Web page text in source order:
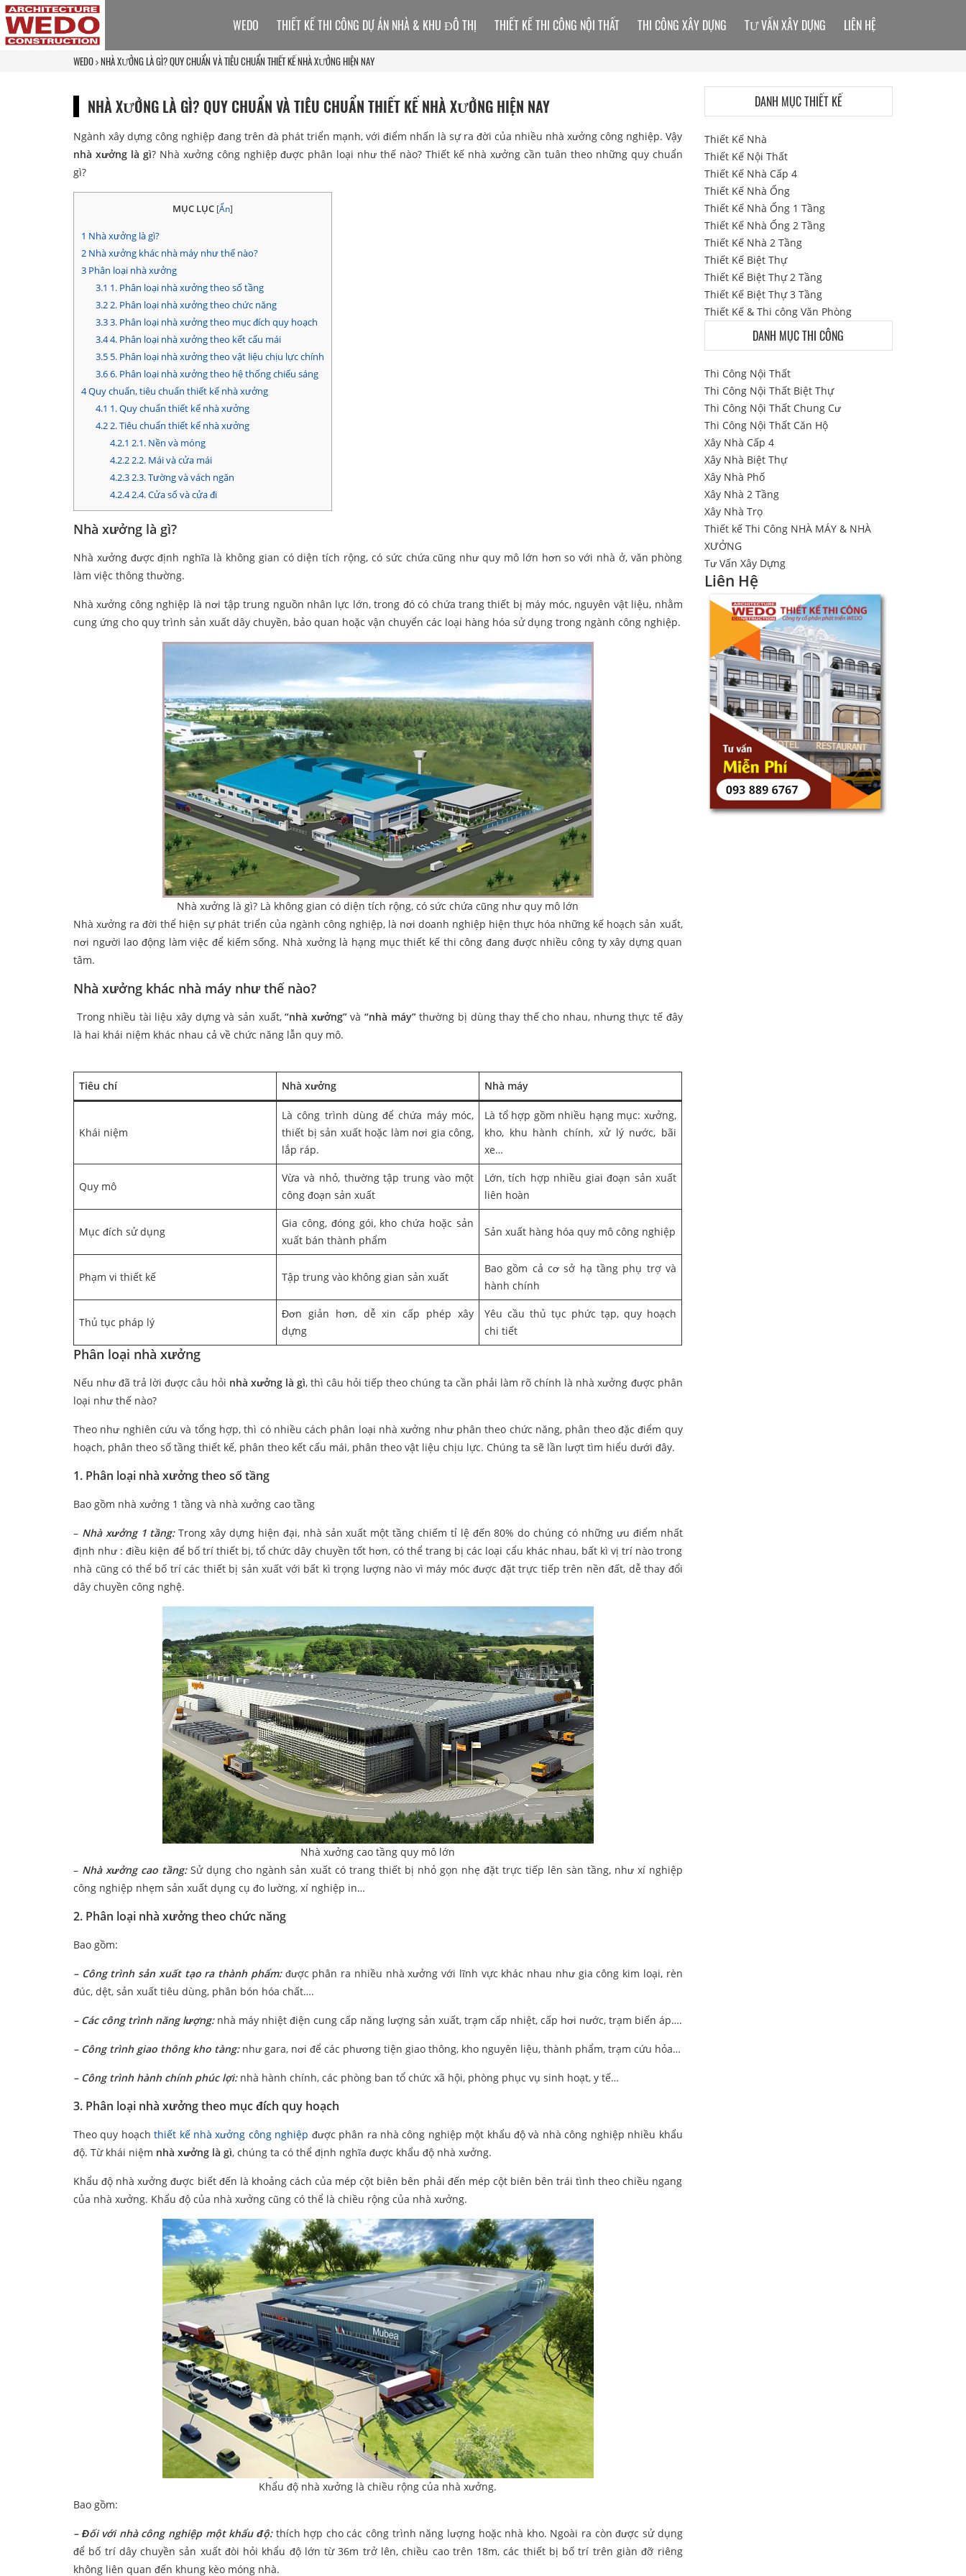
WEDO NHÀ XƯỞNG LÀ GÌ? QUY CHUẨN VÀ TIÊU CHUẨN THIẾT KẾ NHÀ XƯỞNG HIỆN NAY
NHÀ XƯỞNG LÀ GÌ? QUY CHUẨN VÀ TIÊU CHUẨN THIẾT KẾ NHÀ XƯỞNG HIỆN NAY
Ngành xây dựng công nghiệp đang trên đà phát triển mạnh, với điểm nhấn là sự ra đời của nhiều nhà xưởng công nghiệp. Vậy
nhà xưởng là gì? Nhà xưởng công nghiệp được phân loại như thế nào? Thiết kế nhà xưởng cần tuân theo những quy chuẩn
gì?
MỤC LỤC [Ẩn]
1 Nhà xưởng là gì?
2 Nhà xưởng khác nhà máy như thế nào?
3 Phân loại nhà xưởng
3.1 1. Phân loại nhà xưởng theo số tầng
3.22. Phân loại nhà xưởng theo chức năng
3.33. Phân loại nhà xưởng theo mục đích quy hoạch
3.44. Phân loại nhà xưởng theo kết cấu mái
3.55. Phân loại nhà xưởng theo vật liệu chịu lực chính
3.66. Phân loại nhà xưởng theo hệ thống chiếu sáng
4Quy chuẩn, tiêu chuẩn thiết kế nhà xưởng
4.1 1. Quy chuẩn thiết kế nhà xưởng
4.22. Tiêu chuẩn thiết kế nhà xưởng
4.2.1 2.1. Nền và móng
4.2.22.2. Mái và cửa mái
4.2.32.3. Tường và vách ngăn
4.2.42.4. Cửa sổ và cửa đi
Nhà xưởng là gì?
Nhà xưởng được định nghĩa là không gian có diện tích rộng, có sức chứa cũng như quy mô lớn hơn so với nhà ở, văn phòng
làm việc thông thường.
Nhà xưởng công nghiệp là nơi tập trung nguồn nhân lực lớn, trong đó có chứa trang thiết bị máy móc, nguyên vật liệu, nhằm
cung ứng cho quy trình sản xuất dây chuyền, bảo quan hoặc vận chuyển các loại hàng hóa sử dụng trong ngành công nghiệp.
Nhà xưởng là gì? Là không gian có diện tích rộng, có sức chứa cũng như quy mô lớn
Nhà xưởng ra đời thể hiện sự phát triển của ngành công nghiệp, là nơi doanh nghiệp hiện thực hóa những kế hoạch sản xuất,
nơi người lao động làm việc để kiếm sống. Nhà xưởng là hạng mục thiết kế thi công đang được nhiều công ty xây dựng quan
tâm.
Nhà xưởng khác nhà máy như thế nào?
Trong nhiều tài liệu xây dựng và sản xuất,“nhà xưởng”và“nhà máy”thường bị dùng thay thế cho nhau, nhưng thực tế đây
là hai khái niệm khác nhau cả về chức năng lẫn quy mô.
Tiêu chí Nhà xưởng Nhà máy
Khái niệm
Là công trình dùng để chứa máy móc,
thiết bị sản xuất hoặc làm nơi gia công,
lắp ráp.
Là tổ hợp gồm nhiều hạng mục: xưởng,
kho, khu hành chính, xử lý nước, bãi
xe…
Quy mô
Vừa và nhỏ, thường tập trung vào một
công đoạn sản xuất
Lớn, tích hợp nhiều giai đoạn sản xuất
liên hoàn
Mục đích sử dụng
Gia công, đóng gói, kho chứa hoặc sản
xuất bán thành phẩm
Sản xuất hàng hóa quy mô công nghiệp
Phạm vi thiết kế Tập trung vào không gian sản xuất
Bao gồm cả cơ sở hạ tầng phụ trợ và
hành chính
Thủ tục pháp lý
Đơn giản hơn, dễ xin cấp phép xây
dựng
Yêu cầu thủ tục phức tạp, quy hoạch
chi tiết
Phân loại nhà xưởng
Nếu như đã trả lời được câu hỏi nhà xưởng là gì, thì câu hỏi tiếp theo chúng ta cần phải làm rõ chính là nhà xưởng được phân
loại như thế nào?
Theo như nghiên cứu và tổng hợp, thì có nhiều cách phân loại nhà xưởng như phân theo chức năng, phân theo đặc điểm quy
hoạch, phân theo số tầng thiết kế, phân theo kết cấu mái, phân theo vật liệu chịu lực. Chúng ta sẽ lần lượt tìm hiểu dưới đây.
1. Phân loại nhà xưởng theo số tầng
Bao gồm nhà xưởng 1 tầng và nhà xưởng cao tầng
– Nhà xưởng 1 tầng:Trong xây dựng hiện đại, nhà sản xuất một tầng chiếm tỉ lệ đến 80% do chúng có những ưu điểm nhất
định như : điều kiện để bố trí thiết bị, tổ chức dây chuyền tốt hơn, có thể trang bị các loại cẩu khác nhau, bất kì vị trí nào trong
nhà cũng có thể bố trí các thiết bị sản xuất với bất kì trọng lượng nào vì máy móc được đặt trực tiếp trên nền đất, dễ thay đổi
dây chuyền công nghệ.
Nhà xưởng cao tầng quy mô lớn
– Nhà xưởng cao tầng:Sử dụng cho ngành sản xuất có trang thiết bị nhỏ gọn nhẹ đặt trực tiếp lên sàn tầng, như xí nghiệp
công nghiệp nhẹm sản xuất dụng cụ đo lường, xí nghiệp in…
2. Phân loại nhà xưởng theo chức năng
Bao gồm:
– Công trình sản xuất tạo ra thành phẩm:được phân ra nhiều nhà xưởng với lĩnh vực khác nhau như gia công kim loại, rèn
đúc, dệt, sản xuất tiêu dùng, phân bón hóa chất….
– Các công trình năng lượng:nhà máy nhiệt điện cung cấp năng lượng sản xuất, trạm cấp nhiệt, cấp hơi nước, trạm biến áp….
– Công trình giao thông kho tàng:như gara, nơi để các phương tiện giao thông, kho nguyên liệu, thành phẩm, trạm cứu hỏa…
– Công trình hành chính phúc lợi:nhà hành chính, các phòng ban tổ chức xã hội, phòng phục vụ sinh hoạt, y tế…
3. Phân loại nhà xưởng theo mục đích quy hoạch
Theo quy hoạchthiết kế nhà xưởng công nghiệp được phân ra nhà công nghiệp một khẩu độ và nhà công nghiệp nhiều khẩu
độ. Từ khái niệm nhà xưởng là gì, chúng ta có thể định nghĩa được khẩu độ nhà xưởng.
Khẩu độ nhà xưởng được biết đến là khoảng cách của mép cột biên bên phải đến mép cột biên bên trái tình theo chiều ngang
của nhà xưởng. Khẩu độ của nhà xưởng cũng có thể là chiều rộng của nhà xưởng.
Khẩu độ nhà xưởng là chiều rộng của nhà xưởng.
Bao gồm:
– Đối với nhà công nghiệp một khẩu độ:thích hợp cho các công trình năng lượng hoặc nhà kho. Ngoài ra còn được sử dụng
để bố trí dây chuyền sản xuất đòi hỏi khẩu độ lớn từ 36m trở lên, chiều cao trên 18m, các thiết bị bố trí trên giàn đỡ riêng
không liên quan đến khung kèo móng nhà.
WEDO THIẾT KẾ THI CÔNG DỰ ÁN NHÀ & KHU ĐÔ THỊ THIẾT KẾ THI CÔNG NỘI THẤT THI CÔNG XÂY DỰNG TƯ VẤN XÂY DỰNG LIÊN HỆ
DANH MỤC THIẾT KẾ
Thiết Kế Nhà
Thiết Kế Nội Thất
Thiết Kế Nhà Cấp 4
Thiết Kế Nhà Ống
Thiết Kế Nhà Ống 1 Tầng
Thiết Kế Nhà Ống 2 Tầng
Thiết Kế Nhà 2 Tầng
Thiết Kế Biệt Thự
Thiết Kế Biệt Thự 2 Tầng
Thiết Kế Biệt Thự 3 Tầng
Thiết Kế & Thi công Văn Phòng
DANH MỤC THI CÔNG
Thi Công Nội Thất
Thi Công Nội Thất Biệt Thự
Thi Công Nội Thất Chung Cư
Thi Công Nội Thất Căn Hộ
Xây Nhà Cấp 4
Xây Nhà Biệt Thự
Xây Nhà Phố
Xây Nhà 2 Tầng
Xây Nhà Trọ
Thiết kế Thi Công NHÀ MÁY & NHÀ
XƯỞNG
Tư Vấn Xây Dựng
Liên Hệ